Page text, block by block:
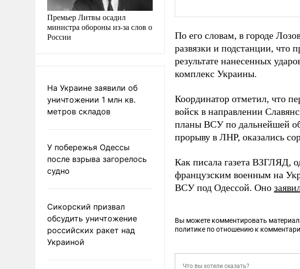
Премьер Литвы осадил
министра обороны из-за слов о
России
На Украине заявили об
уничтожении 1 млн кв.
метров складов
У побережья Одессы
после взрыва загорелось
судно
Сикорский призвал
обсудить уничтожение
российских ракет над
Украиной
По его словам, в городе
развязки и подстанции, что
результате нанесенных
комплекс Украины.
Координатор отметил, что
войск в направлении
планы ВСУ по дальнейшей
прорыву в ЛНР, оказались
Как писала газета ВЗГЛЯД,
французским военным на
ВСУ под Одессой. Оно
Вы можете комментировать
политике по отношению к